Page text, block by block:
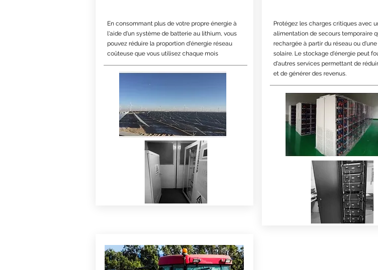
En consommant plus de votre propre énergie à
l'aide d'un système de batterie au lithium, vous
pouvez réduire la proportion d'énergie réseau
coûteuse que vous utilisez chaque mois
Protégez les charges critiques avec
alimentation de secours temporaire
rechargée à partir du réseau ou
solaire. Le stockage d'énergie peut
d'autres services permettant de
et de générer des revenus.